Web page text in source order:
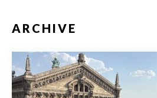
ARCHIVE